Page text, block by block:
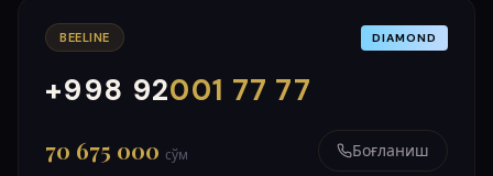
BEELINE DIAMOND
+998 92001 77 77
000
999
70 675 000 сўм Боғланиш